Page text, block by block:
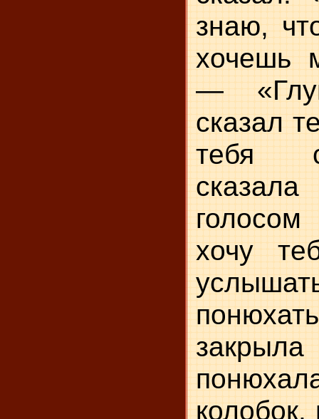
знаю,
хочешь
—
сказал
тебя
хочу